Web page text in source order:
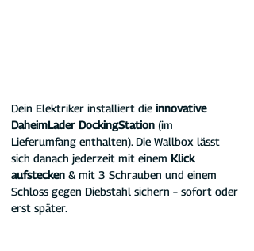
Dein Elektriker installiert die innovative
DaheimLader DockingStation (im
Lieferumfang enthalten). Die Wallbox lässt
sich danach jederzeit mit einem Klick
aufstecken & mit 3 Schrauben und einem
Schloss gegen Diebstahl sichern – sofort oder
erst später.